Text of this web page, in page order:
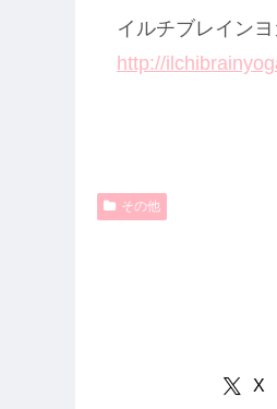
イルチブレイン
http://
その他
X